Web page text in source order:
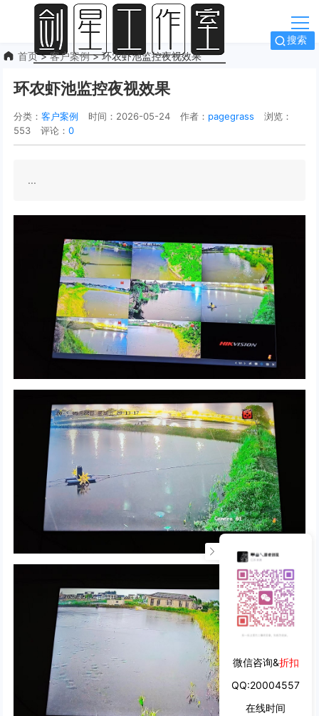
搜索
首页>客户案例> 环农虾池监控夜视效果
环农虾池监控夜视效果
分类：客户案例 时间：2026-05-24 作者： pagegrass
浏览：
553
评论：0
...
微信咨询&折扣
QQ:20004557
在线时间